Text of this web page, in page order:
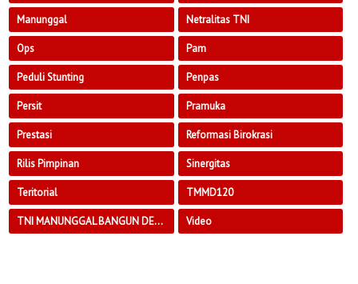
Manunggal Netralitas TNI
Ops Pam
Peduli Stunting Penpas
Persit Pramuka
Prestasi Reformasi Birokrasi
Rilis Pimpinan Sinergitas
Teritorial TMMD120
TNI MANUNGGAL BANGUN DESA Video